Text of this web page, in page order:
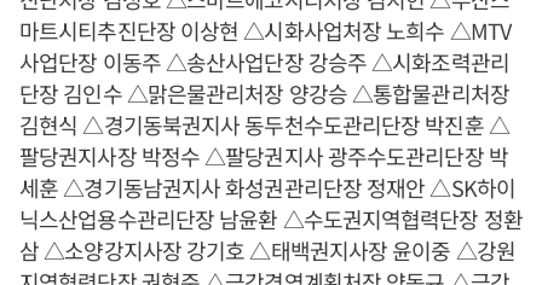
마트시티추진단장 이상현 △시화사업처장 노희수 △MTV
사업단장 이동주 △송산사업단장 강승주 △시화조력관리
단장 김인수 △맑은물관리처장 양강승 △통합물관리처장
김현식 △경기동북권지사 동두천수도관리단장 박진훈 △
팔당권지사장 박정수 △팔당권지사 광주수도관리단장 박
세훈 △경기동남권지사 화성권관리단장 정재안 △SK하이
닉스산업용수관리단장 남윤환 △수도권지역협력단장 정환
삼 △소양강지사장 강기호 △태백권지사장 윤이중 △강원